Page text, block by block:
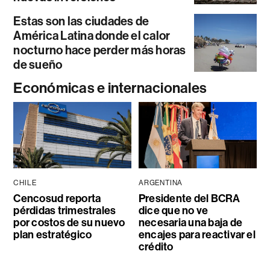
Estas son las ciudades de
América Latina donde el calor
nocturno hace perder más horas
de sueño
Económicas e internacionales
CHILE
Cencosud reporta
pérdidas trimestrales
por costos de su nuevo
plan estratégico
ARGENTINA
Presidente del BCRA
dice que no ve
necesaria una baja de
encajes para reactivar el
crédito